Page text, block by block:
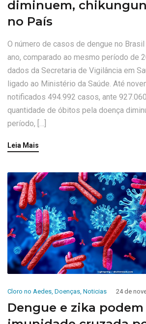
diminuem,
no País
O número de casos de dengue no
ano, comparado ao mesmo período de
dados da Secretaria de Vigilância em
ligado ao Ministério da Saúde. Até
notificados 494.992 casos, ante
quantidade de óbitos pela doença
período, […]
Leia Mais
Cloro no Aedes Doenças Noticias 24 de
Dengue e zika